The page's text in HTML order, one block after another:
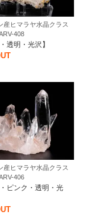
産ヒマラヤ水晶クラス
408
透明・光沢】
産ヒマラヤ水晶クラス
406
・ピンク・透明・光